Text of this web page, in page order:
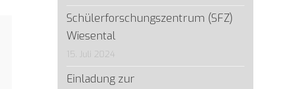
Schülerforschungszentrum (SFZ)
Wiesental
15. Juli 2024
Einladung zur